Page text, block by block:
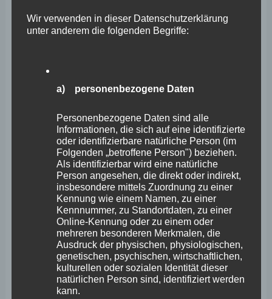
private Zukunft bei uns suchen, werden von der
Deutschland und unsere Region wettbewerbsfähig
bleiben können. Wir benötigen sie und es liegt auch an
uns, diese Menschen in unsere Gesellschaft zu
integrieren.”
Wir leben in einer Zeit des demographischen Wandels
und Fachkräftemangels. Laut aktuellem DIHK-
Fachkräftereport können mehr als die Hälfte der
deutschen Unternehmen ihre Vakanzen langfristig nicht
besetzen – das führt zu insgesamt 1,8 Millionen
offenen Stellen. Zugleich wird nach Prognosen die EU-
Bevölkerung im erwerbsfähigen Alter gegenüber 2022
um sieben Millionen Menschen schrumpfen. Der „war
Wir verwenden in dieser Datenschutzerklärung
unter anderem die folgenden Begriffe:
a) personenbezogene Daten
Personenbezogene Daten sind alle
Informationen, die sich auf eine identifizierte
oder identifizierbare natürliche Person (im
Folgenden „betroffene Person") beziehen.
Als identifizierbar wird eine natürliche
Person angesehen, die direkt oder indirekt,
insbesondere mittels Zuordnung zu einer
Kennung wie einem Namen, zu einer
Kennnummer, zu Standortdaten, zu einer
Online-Kennung oder zu einem oder
mehreren besonderen Merkmalen, die
Ausdruck der physischen, physiologischen,
genetischen, psychischen, wirtschaftlichen,
kulturellen oder sozialen Identität dieser
natürlichen Person sind, identifiziert werden
kann.